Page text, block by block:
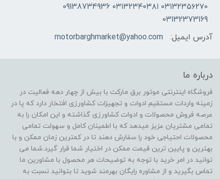
۰۳۱۳۲۳۵۶۲۷۰ ۰۳۱۳۲۳۴۰۳۸۱ 09138734936
03132373169
آدرس ایمیل:
motorbarghmarket@yahoo.com
درباره ما
فروشگاه اینترنتی موتور برق مارکت با بیش از چهار دهه فعالیت در
زمینه واردات مستقیم ادوات و تجهیزات کشاورزی افتخار دارد که پا در
عرصه فروش محصولات و ادوات کشاورزی گذاشته و این امکان را به
تمامی مشتریان عزیز میدهد که با اطمینان کامل و سهولت تمامی
محصولات احتیاجی خود را سفارش دهند تا در کمترین زمان ممکن و با
بهترین و پایین ترین قیمت ممکن در اختیار شما قرار گیرد.شما می
توانید در امر خرید با توجه به توضیحات هر محصول با مشاورین ما
تماس بگیرید و از مشاوره رایگان بهرمند شوید تا بتوانید نسبت به